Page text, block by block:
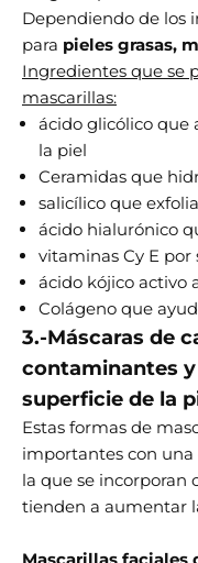
Dependiendo de los
para pieles grasas,
Ingredientes que se
mascarillas:
ácido glicólico que
la piel
Ceramidas que
salicílico que
ácido hialurónico
vitaminas Cy E
ácido kójico activo
Colágeno que
3.-Máscaras de
contaminantes
superficie de la
Estas formas de
importantes con una
la que se incorporan
tienden a aumentar